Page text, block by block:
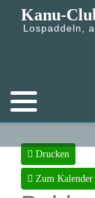
Kanu-
Lospaddeln,
Drucken
Zum